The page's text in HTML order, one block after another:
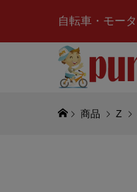
自転車・モー
商品 Z